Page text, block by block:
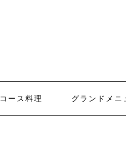
コース料理 グランドメニ